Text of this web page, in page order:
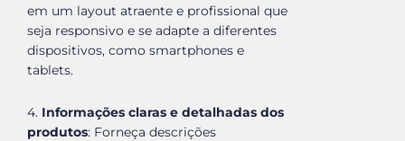
em um layout atraente e profissional que
seja responsivo e se adapte a diferentes
dispositivos, como smartphones e
tablets.
4. Informações claras e detalhadas dos
produtos: Forneça descrições